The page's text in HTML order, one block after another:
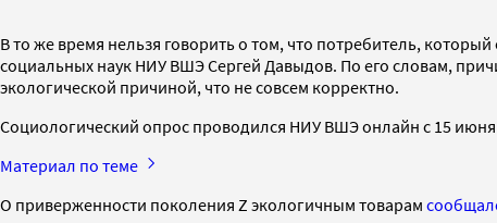
В то же время нельзя говорить о том, что потребитель,
социальных наук НИУ ВШЭ Сергей Давыдов. По его словам,
экологической причиной, что не совсем корректно.
Социологический опрос проводился НИУ ВШЭ онлайн с 15 июня
Материал по теме
О приверженности поколения Z экологичным товарам